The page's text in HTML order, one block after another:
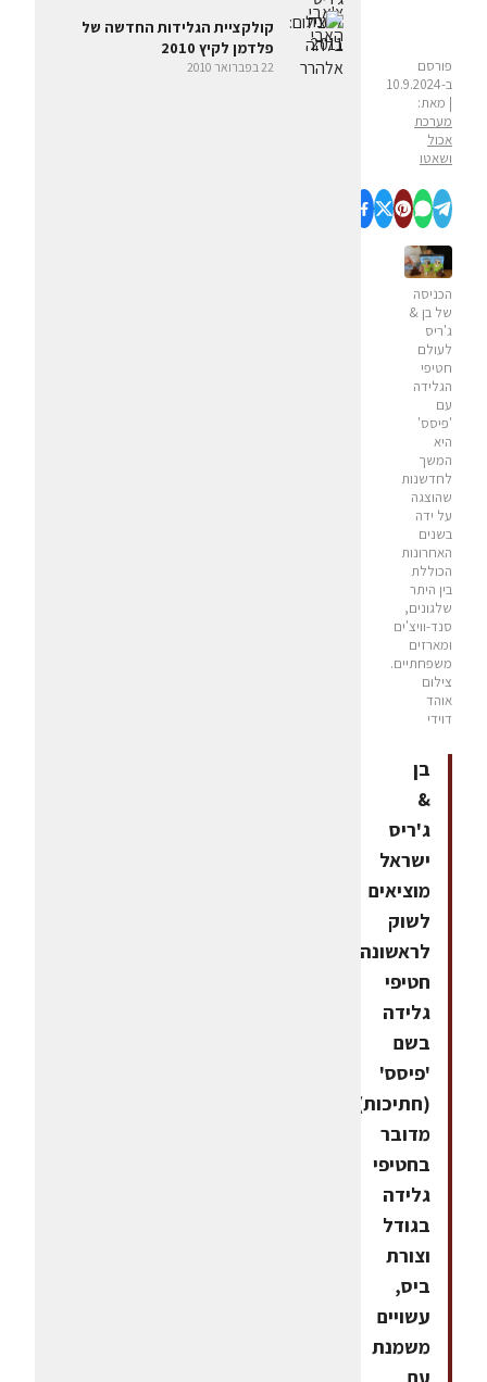
פורסם
ב-10.9.2024
| מאת:
מערכת
אכול
ושאטו
הכניסה
של בן &
ג'ריס
לעולם
חטיפי
הגלידה
עם
'פיסס'
היא
המשך
לחדשנות
שהוצגה
על ידה
בשנים
האחרונות
הכוללת
בין היתר
שלגונים,
סנד-וויצ'ים
ומארזים
משפחתיים.
צילום
אוהד
דוידי
בן
&
ג'ריס
ישראל
מוציאים
לשוק
לראשונה
חטיפי
גלידה
בשם
'פיסס'
(חתיכות).
מדובר
בחטיפי
גלידה
בגודל
וצורת
ביס,
עשויים
משמנת
עם
קולקציית הגלידות החדשה של
פלדמן לקיץ 2010
22 בפברואר 2010